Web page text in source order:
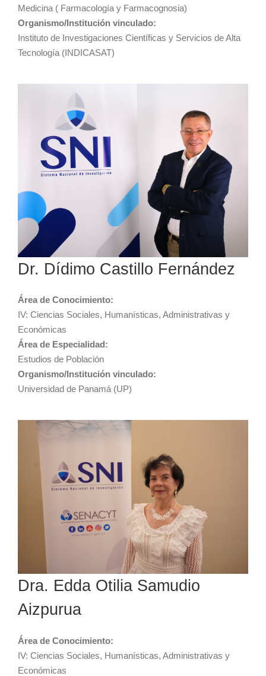
Medicina ( Farmacología y Farmacognosia)
Organismo/Institución vinculado:
Instituto de Investigaciones Científicas y Servicios de Alta
Tecnología (INDICASAT)
Dr. Dídimo Castillo Fernández
Área de Conocimiento:
IV: Ciencias Sociales, Humanísticas, Administrativas y
Económicas
Área de Especialidad:
Estudios de Población
Organismo/Institución vinculado:
Universidad de Panamá (UP)
Dra. Edda Otilia Samudio
Aizpurua
Área de Conocimiento:
IV: Ciencias Sociales, Humanísticas, Administrativas y
Económicas